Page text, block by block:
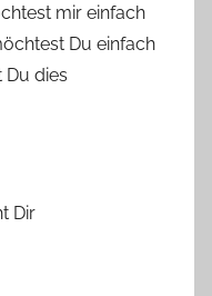
mir einfach
Du einfach
Du dies
Dir